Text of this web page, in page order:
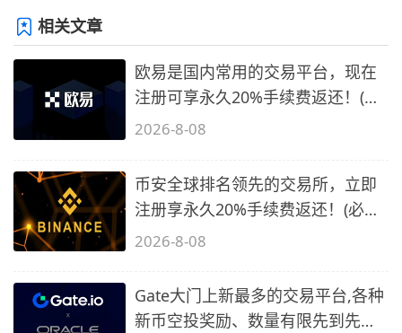
相关文章
欧易是国内常用的交易平台，现在
注册可享永久20%手续费返还！(必
备1)
2026-8-08
币安全球排名领先的交易所，立即
注册享永久20%手续费返还！(必备
2)
2026-8-08
Gate大门上新最多的交易平台,各种
新币空投奖励、数量有限先到先